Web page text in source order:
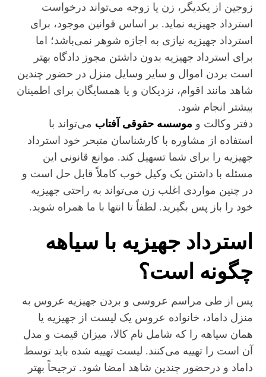
زوجین از یکدیگر، زن یا زوجه می‌تواند درخواست
استرداد جهیزیه نماید. بر اساس قوانین موجود، برای
استرداد جهیزیه نیازی به اجازه شوهر نمی‌باشد؛ اما
برای استرداد جهیزیه بدون داشتن مجوز دادگاه بهتر
است بردن اموال و سایر وسایل منزل در حضور چندین
شاهد مانند اقوام، نزدیکان و یا همسایگان برای اطمینان
بیشتر انجام شود.
دفتر وکالت و موسسه حقوقی آفتاب می‌تواند با
استفاده از مشاوره با کارشناسان متبحر خود استرداد
جهیزیه را برای شما تسهیل کند. موانع قانونی این
مسئله با داشتن یک وکیل خوب کاملاً قابل حل است و
در چنین مواردی اغلب زن می‌تواند به راحتی جهیزیه
خود را باز پس بگیرید. لطفاً تا انتها با ما همراه شوید.
استرداد جهیزیه با سیاهه
چگونه است؟
پس از طی مراسم عروسی و بردن جهیزیه عروس به
منزل داماد، خانواده عروس یک لیست از جهیزیه یا
همان سیاهه را که شامل نام کالا، میزان قیمت و مدل
آن است را تهییه می‌کنند. لیست تهییه شده باید توسط
داماد و درحضور چندین شاهد امضا شود. ترجیحاً بهتر